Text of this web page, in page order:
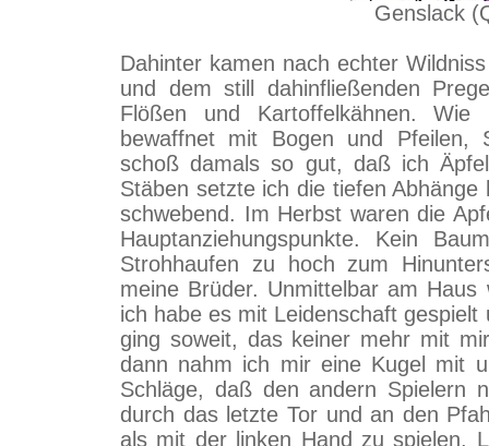
Genslack
Dahinter kamen nach echter
und dem still dahinfließenden
Flößen und Kartoffelkähnen.
bewaffnet mit Bogen und Pfeilen,
schoß damals so gut, daß ich
Stäben setzte ich die tiefen
schwebend. Im Herbst waren die
Hauptanziehungspunkte. Kein
Strohhaufen zu hoch zum
meine Brüder. Unmittelbar am
ich habe es mit Leidenschaft
ging soweit, das keiner mehr mit
dann nahm ich mir eine Kugel mit
Schläge, daß den andern Spielern
durch das letzte Tor und an den
als mit der linken Hand zu spielen.